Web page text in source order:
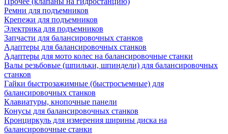
Ремни для подъемников
Крепежи для подъемников
Электрика для подъемников
Запчасти для балансировочных станков
Адаптеры для балансировочных станков
Адаптеры для мото колес на балансировочные станки
Валы резьбовые (шпильки, шпиндели) для балансировочных
станков
Гайки быстрозажимные (быстросъемные) для
балансировочных станков
Клавиатуры, кнопочные панели
Конусы для балансировочных станков
Кронциркуль для измерения ширины диска на
балансировочные станки